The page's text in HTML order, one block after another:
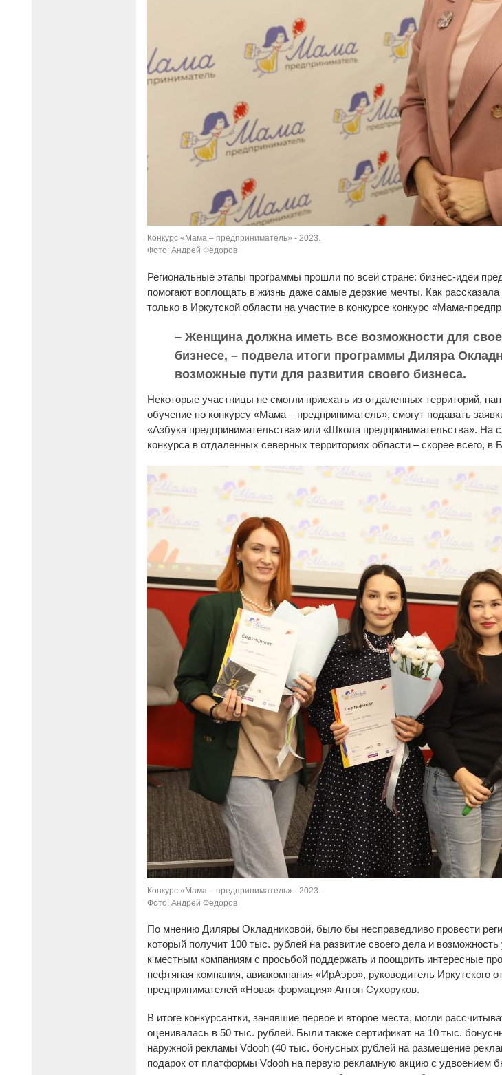
Конкурс «Мама – предприниматель» - 2023.
Фото: Андрей Фёдоров
Региональные этапы программы прошли по всей стране: бизнес-идеи
помогают воплощать в жизнь даже самые дерзкие мечты. Как
только в Иркутской области на участие в конкурсе конкурс «Мама-
– Женщина должна иметь все возможности для
бизнесе, – подвела итоги программы Диляра
возможные пути для развития своего бизнеса.
Некоторые участницы не смогли приехать из отдаленных территорий,
обучение по конкурсу «Мама – предприниматель», смогут подавать
«Азбука предпринимательства» или «Школа предпринимательства».
конкурса в отдаленных северных территориях области – скорее всего, в
Конкурс «Мама – предприниматель» - 2023.
Фото: Андрей Фёдоров
По мнению Диляры Окладниковой, было бы несправедливо провести
который получит 100 тыс. рублей на развитие своего дела и
к местным компаниям с просьбой поддержать и поощрить интересные
нефтяная компания, авиакомпания «ИрАэро», руководитель Иркутского
предпринимателей «Новая формация» Антон Сухоруков.
В итоге конкурсантки, занявшие первое и второе места, могли
оценивалась в 50 тыс. рублей. Были также сертификат на 10 тыс.
наружной рекламы Vdooh (40 тыс. бонусных рублей на размещение
подарок от платформы Vdooh на первую рекламную акцию с удвоением